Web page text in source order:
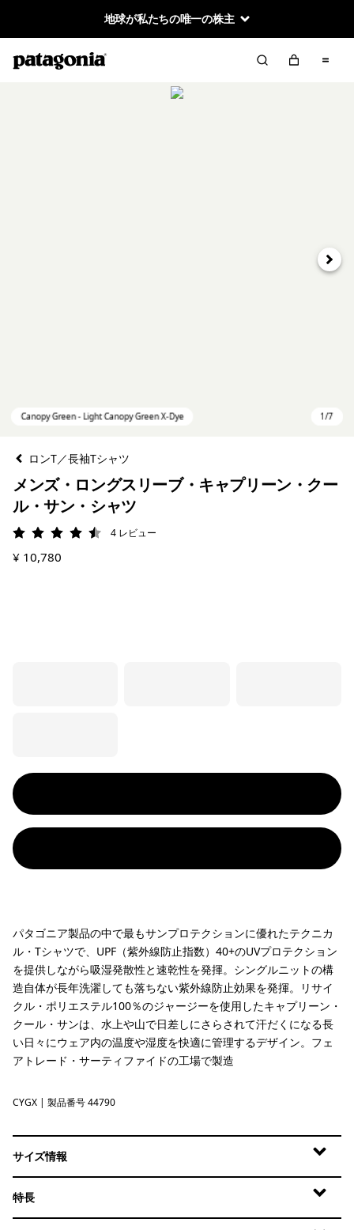
地球が私たちの唯一の株主
次へ
ロンT／長袖Tシャツ
メンズ・ロングスリーブ・キャプリーン・クー
ル・サン・シャツ
評価: 4.5 / 5
4 レビュー
¥ 10,780
パタゴニア製品の中で最もサンプロテクションに優れたテクニカ
ル・Tシャツで、UPF（紫外線防止指数）40+のUVプロテクション
を提供しながら吸湿発散性と速乾性を発揮。シングルニットの構
造自体が長年洗濯しても落ちない紫外線防止効果を発揮。リサイ
クル・ポリエステル100％のジャージーを使用したキャプリーン・
クール・サンは、水上や山で日差しにさらされて汗だくになる長
い日々にウェア内の温度や湿度を快適に管理するデザイン。フェ
アトレード・サーティファイドの工場で製造
Canopy Green - Light Canopy Green X-Dye
CYGX | 製品番号 44790
サイズ情報
特長